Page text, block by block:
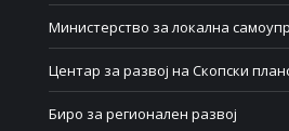
Министерство за локална
Центар за развој на Скопски
Биро за регионален развој